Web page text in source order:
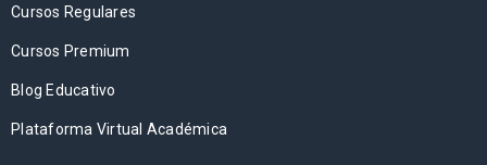
Cursos Regulares
Cursos Premium
Blog Educativo
Plataforma Virtual Académica